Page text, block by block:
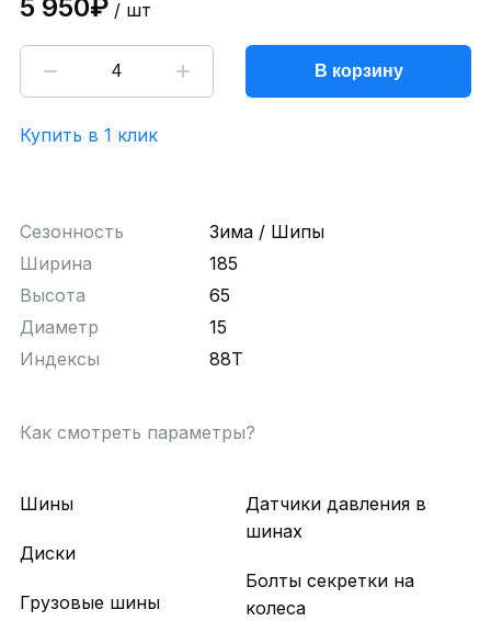
5 950₽/ шт
В корзину
Купить в 1 клик
Сезонность
Зима / Шипы
Ширина
185
Высота
65
Диаметр
15
Индексы
88T
Как смотреть параметры?
Шины
Диски
Грузовые шины
Датчики давления в
шинах
Болты секретки на
колеса